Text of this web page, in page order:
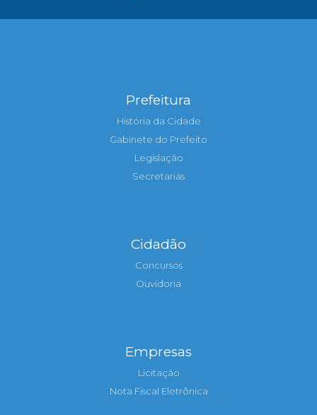
Prefeitura
História da Cidade
Gabinete do Prefeito
Legislação
Secretarias
Cidadão
Concursos
Ouvidoria
Empresas
Licitação
Nota Fiscal Eletrônica